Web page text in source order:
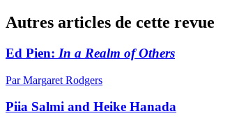
Autres articles de cette revue
Ed Pien: In a Realm of Others
Par Margaret Rodgers
Piia Salmi and Heike Hanada